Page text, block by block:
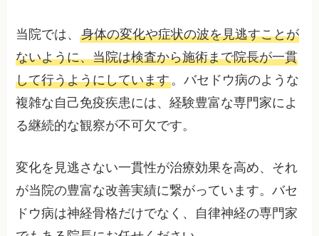
当院では、身体の変化や症状の波を見逃すことが
ないように、当院は検査から施術まで院長が一貫
して行うようにしています。バセドウ病のような
複雑な自己免疫疾患には、経験豊富な専門家によ
る継続的な観察が不可欠です。
変化を見逃さない一貫性が治療効果を高め、それ
が当院の豊富な改善実績に繋がっています。バセ
ドウ病は神経骨格だけでなく、自律神経の専門家